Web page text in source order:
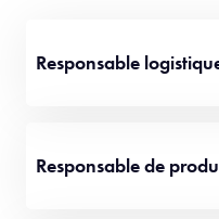
Responsable
Responsable de